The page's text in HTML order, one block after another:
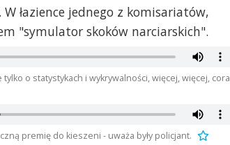
łazience jednego z komisariatów,
"symulator skoków narciarskich".
o statystykach i wykrywalności, więcej, więcej,
premię do kieszeni - uważa były policjant.
tym słyszeć. Górą zamordyzm, prywata i
odsunięcia mnie od pracy!